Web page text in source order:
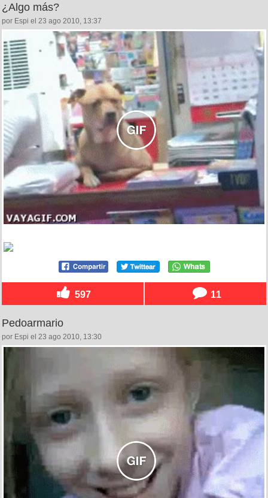
¿Algo más?
por Espi el 23 ago 2010, 13:37
597 11
Pedoarmario
por Espi el 23 ago 2010, 13:30